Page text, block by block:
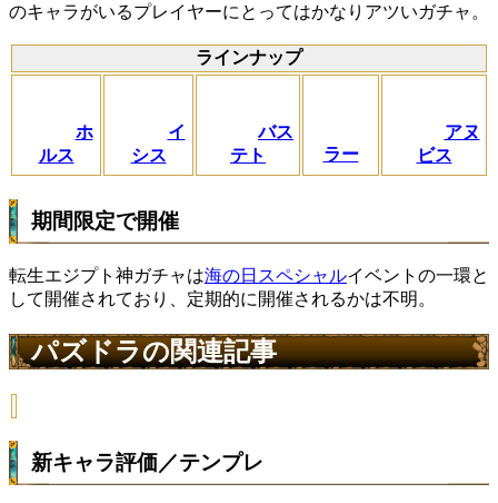
のキャラがいるプレイヤーにとってはかなりアツいガチャ。
ラインナップ
ホ
ルス
イ
シス
バス
テト
ラー
アヌ
ビス
期間限定で開催
転生エジプト神ガチャは海の日スペシャルイベントの一環と
して開催されており、定期的に開催されるかは不明。
パズドラの関連記事
新キャラ評価／テンプレ